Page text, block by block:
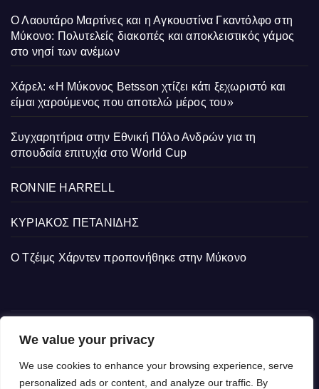
We value your privacy
We use cookies to enhance your browsing experience, serve
personalized ads or content, and analyze our traffic. By
Ο Λαουτάρο Μαρτίνες και η Αγκουστίνα Γκαντόλφο στη
Μύκονο: Πολυτελείς διακοπές και αποκλειστικός γάμος
στο νησί των ανέμων
Χάρελ: «Η Μύκονος Betsson χτίζει κάτι ξεχωριστό και
είμαι χαρούμενος που αποτελώ μέρος του»
Συγχαρητήρια στην Εθνική Πόλο Ανδρών για τη
σπουδαία επιτυχία στο World Cup
RONNIE HARRELL
ΚΥΡΙΑΚΟΣ ΠΕΤΑΝΙΔΗΣ
Ο Τζέιμς Χάρντεν προπονήθηκε στην Μύκονο